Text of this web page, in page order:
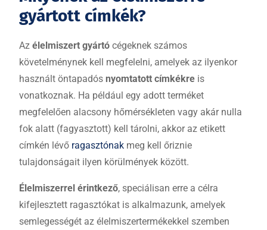
gyártott címkék?
Az élelmiszert gyártó cégeknek számos
követelménynek kell megfelelni, amelyek az ilyenkor
használt öntapadós nyomtatott címkékre is
vonatkoznak. Ha például egy adott terméket
megfelelően alacsony hőmérsékleten vagy akár nulla
fok alatt (fagyasztott) kell tárolni, akkor az etikett
címkén lévő ragasztónak meg kell őriznie
tulajdonságait ilyen körülmények között.
Élelmiszerrel érintkező, speciálisan erre a célra
kifejlesztett ragasztókat is alkalmazunk, amelyek
semlegességét az élelmiszertermékekkel szemben